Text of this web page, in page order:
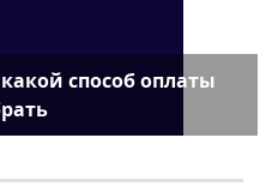
способ оплаты